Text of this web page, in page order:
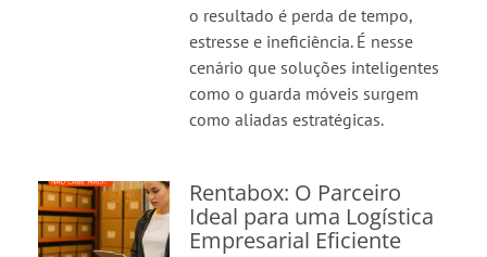
o resultado é perda de tempo,
estresse e ineficiência. É nesse
cenário que soluções inteligentes
como o guarda móveis surgem
como aliadas estratégicas.
Rentabox: O Parceiro
Ideal para uma Logística
Empresarial Eficiente